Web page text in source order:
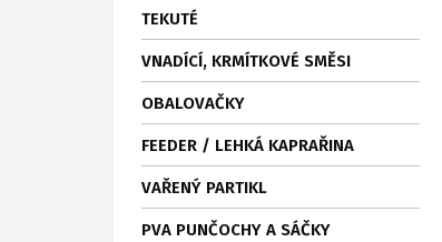
TEKUTÉ
VNADÍCÍ, KRMÍTKOVÉ SMĚSI
OBALOVAČKY
FEEDER / LEHKÁ KAPRAŘINA
VAŘENÝ PARTIKL
PVA PUNČOCHY A SÁČKY